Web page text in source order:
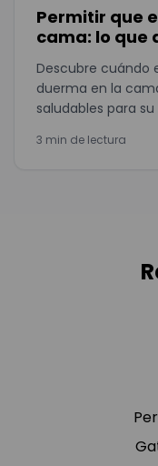
Permitir que
cama: lo que
Descubre cuándo
duerma en la
saludables para
3 min de lectura